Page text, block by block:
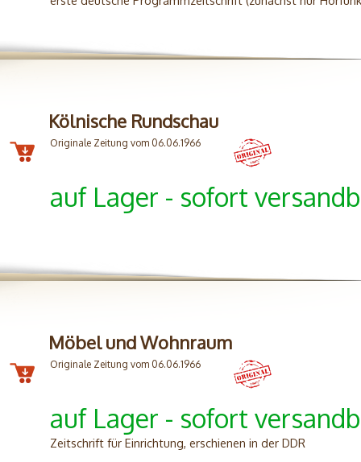
Kölnische Rundschau
Originale Zeitung vom 06.06.1966
auf Lager - sofort
Möbel und Wohnraum
Originale Zeitung vom 06.06.1966
auf Lager - sofort
Zeitschrift für Einrichtung, erschienen in der DDR